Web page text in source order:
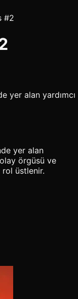
#2
yer alan yardımcı
yer alan
örgüsü ve
üstlenir.